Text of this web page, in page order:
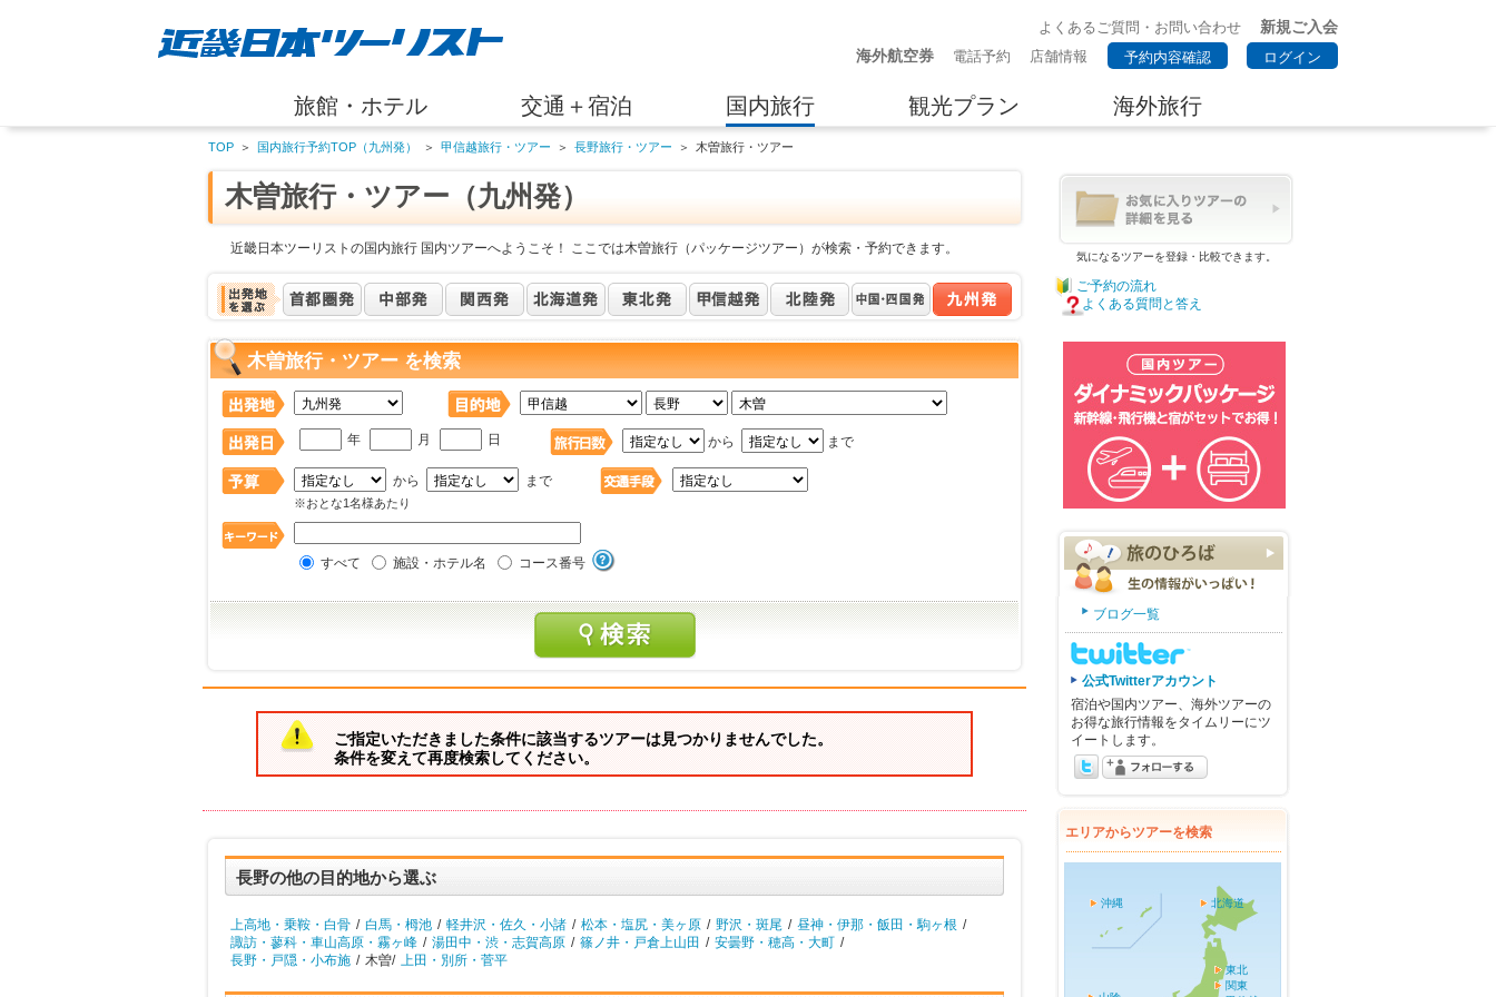
よくあるご質問・お問い合わせ
新規ご入会
海外航空券
電話予約 店舗情報 予約内容確認 ログイン
旅館・ホテル 交通＋宿泊 国内旅行 観光プラン 海外旅行
TOP ＞ 国内旅行予約TOP（九州発） ＞ 甲信越旅行・ツアー ＞ 長野旅行・ツアー ＞ 木曽旅行・ツアー
木曽旅行・ツアー（九州発）
近畿日本ツーリストの国内旅行 国内ツアーへようこそ！ ここでは木曽旅行（パッケージツアー）が検索・予約できます。
木曽旅行・ツアー を検索
年 月 日 から まで
から まで
※おとな1名様あたり
すべて 施設・ホテル名 コース番号
ご指定いただきました条件に該当するツアーは見つかりませんでした。
条件を変えて再度検索してください。
長野の他の目的地から選ぶ
上高地・乗鞍・白骨 / 白馬・栂池 / 軽井沢・佐久・小諸 / 松本・塩尻・美ヶ原 / 野沢・斑尾 / 昼神・伊那・飯田・駒ヶ根 /
諏訪・蓼科・車山高原・霧ヶ峰 / 湯田中・渋・志賀高原 / 篠ノ井・戸倉上山田 / 安曇野・穂高・大町 /
長野・戸隠・小布施 / 木曽/ 上田・別所・菅平
気になるツアーを登録・比較できます。
ご予約の流れ
よくある質問と答え
ブログ一覧
公式Twitterアカウント
宿泊や国内ツアー、海外ツアーの
お得な旅行情報をタイムリーにツ
イートします。
エリアからツアーを検索
北海道
東北
関東
沖縄